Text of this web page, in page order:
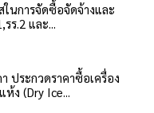
ในการจัดซื้อจัดจ้างและ
.2 และ...
ประกวดราคาซื้อเครื่อง
ง (Dry Ice...